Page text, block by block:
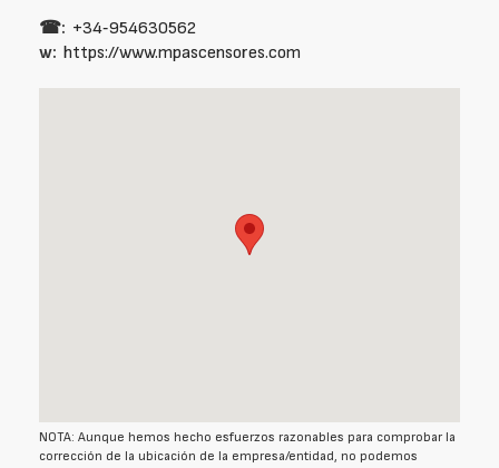
☎: +34‑954630562
w: https://www.mpascensores.com
NOTA: Aunque hemos hecho esfuerzos razonables para comprobar la
corrección de la ubicación de la empresa/entidad, no podemos